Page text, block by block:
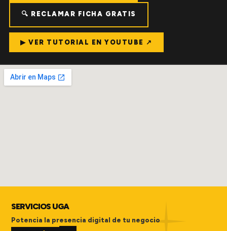
🔍 RECLAMAR FICHA GRATIS
▶ VER TUTORIAL EN YOUTUBE ↗
SERVICIOS UGA
Potencia la presencia digital de tu negocio